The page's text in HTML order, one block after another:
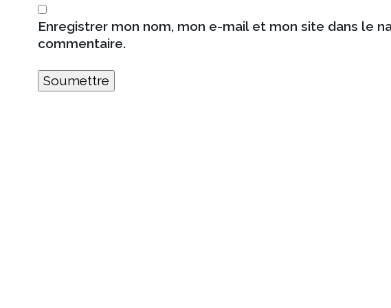
Enregistrer mon nom, mon e-mail et mon site dans le
commentaire.